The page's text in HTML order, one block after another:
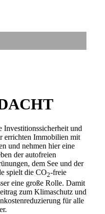
Investitionssicherheit und
errichten Immobilien mit
und nehmen hier eine
der autofreien
dem See und der
spielt die CO2-freie
eine große Rolle. Damit
zum Klimaschutz und
für alle